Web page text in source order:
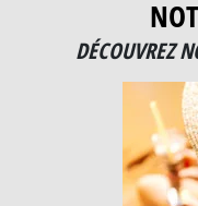
DÉCOUVREZ